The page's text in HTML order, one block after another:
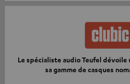
Le spécialiste audio Teufel dévoile
sa gamme de casques